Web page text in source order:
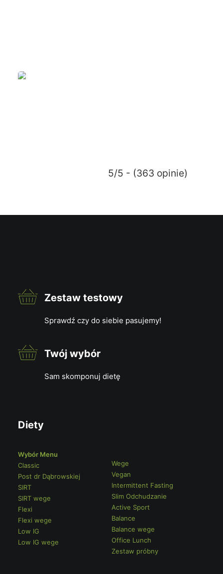
Dietoterapia – jak dieta wspiera leczenie i
5/5 - (363 opinie)
Zestaw testowy
Sprawdź czy do siebie pasujemy!
Twój wybór
Sam skomponuj dietę
Diety
Wybór Menu
Classic
Post dr Dąbrowskiej
SIRT
SIRT wege
Flexi
Flexi wege
Low IG
Low IG wege
Wege
Vegan
Intermittent Fasting
Slim Odchudzanie
Active Sport
Balance
Balance wege
Office Lunch
Zestaw próbny